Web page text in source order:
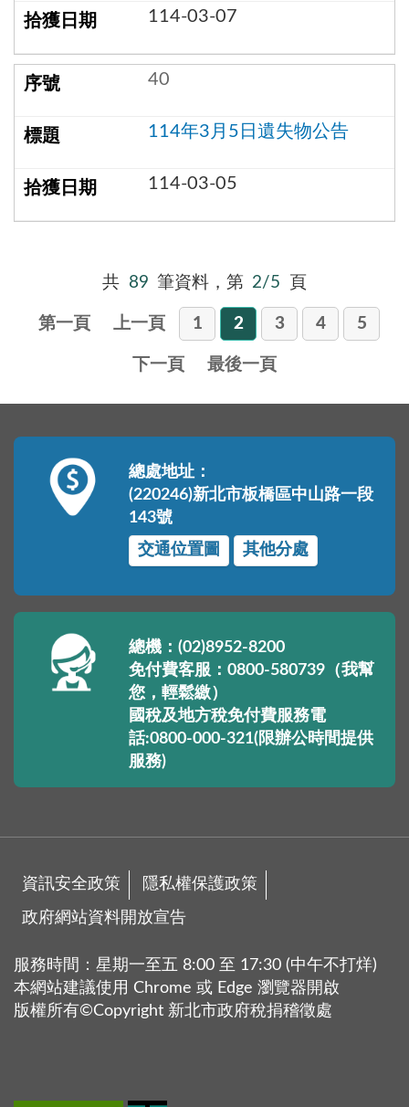
114-03-07
40
114年3月5日遺失物公告
114-03-05
共 89 筆資料，第 2/5 頁
第一頁 上一頁 1 2 3 4 5
下一頁 最後一頁
總處地址：
(220246)新北市板橋區中山路一段
143號
交通位置圖
其他分處
總機：(02)8952-8200
免付費客服：0800-580739（我幫
您，輕鬆繳）
國稅及地方稅免付費服務電
話:0800-000-321(限辦公時間提供
服務)
資訊安全政策 隱私權保護政策
政府網站資料開放宣告
服務時間：星期一至五 8:00 至 17:30 (中午不打烊)
本網站建議使用 Chrome 或 Edge 瀏覽器開啟
版權所有©Copyright 新北市政府稅捐稽徵處